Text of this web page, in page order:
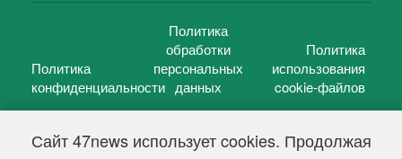
Сайт 47news использует cookies. Продолжая
Политика
конфиденциальности
Политика
обработки
персональных
данных
Политика
использования
cookie-файлов